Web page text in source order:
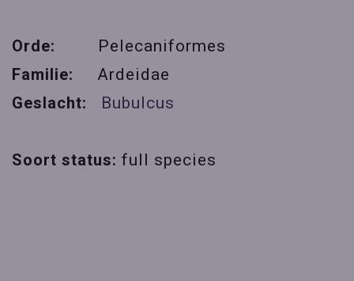
Orde: Pelecaniformes
Familie:
Ardeidae
Geslacht:
Bubulcus
Soort status: full species